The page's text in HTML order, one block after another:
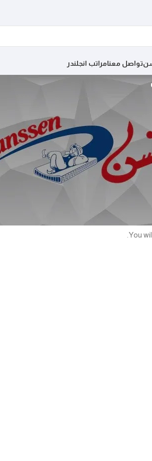
تواصل معنامراتب انجلندر
Before proceed to
You